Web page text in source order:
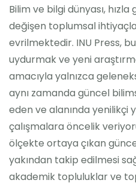
Bilim ve bilgi dünyası,
değişen toplumsal
evrilmektedir. INU Press,
uydurmak ve yeni
amacıyla yalnızca
aynı zamanda güncel
eden ve alanında yenilikçi
çalışmalara öncelik
ölçekte ortaya çıkan
yakından takip edilmesi
akademik topluluklar ve